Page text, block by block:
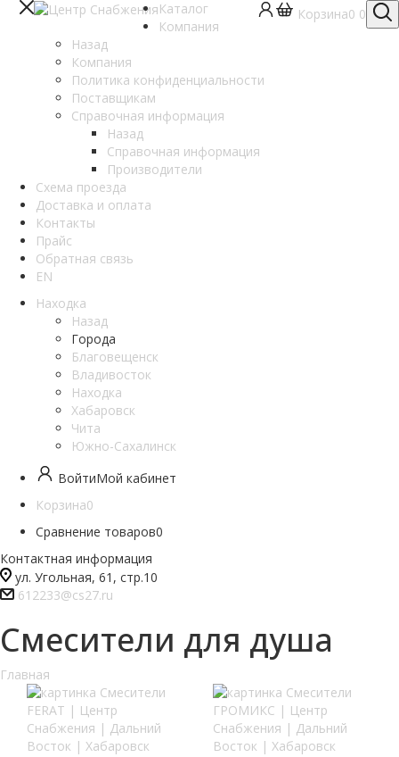
Корзина0 0
Каталог
Компания
Назад
Компания
Политика конфиденциальности
Поставщикам
Справочная информация
Назад
Справочная информация
Производители
Схема проезда
Доставка и оплата
Контакты
Прайс
Обратная связь
EN
Находка
Назад
Города
Благовещенск
Владивосток
Находка
Хабаровск
Чита
Южно-Сахалинск
ВойтиМой кабинет
Корзина0
Сравнение товаров0
Контактная информация
ул. Угольная, 61, стр.10
612233@cs27.ru
Смесители для душа
Главная